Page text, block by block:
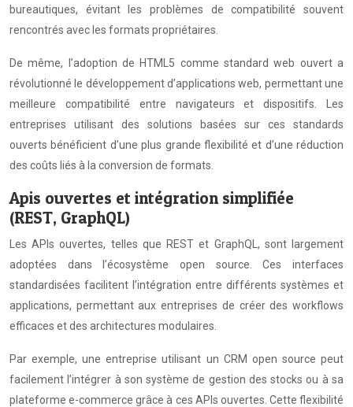
bureautiques, évitant les problèmes de compatibilité souvent
rencontrés avec les formats propriétaires.
De même, l’adoption de HTML5 comme standard web ouvert a
révolutionné le développement d’applications web, permettant une
meilleure compatibilité entre navigateurs et dispositifs. Les
entreprises utilisant des solutions basées sur ces standards
ouverts bénéficient d’une plus grande flexibilité et d’une réduction
des coûts liés à la conversion de formats.
Apis ouvertes et intégration simplifiée
(REST, GraphQL)
Les APIs ouvertes, telles que REST et GraphQL, sont largement
adoptées dans l’écosystème open source. Ces interfaces
standardisées facilitent l’intégration entre différents systèmes et
applications, permettant aux entreprises de créer des workflows
efficaces et des architectures modulaires.
Par exemple, une entreprise utilisant un CRM open source peut
facilement l’intégrer à son système de gestion des stocks ou à sa
plateforme e-commerce grâce à ces APIs ouvertes. Cette flexibilité